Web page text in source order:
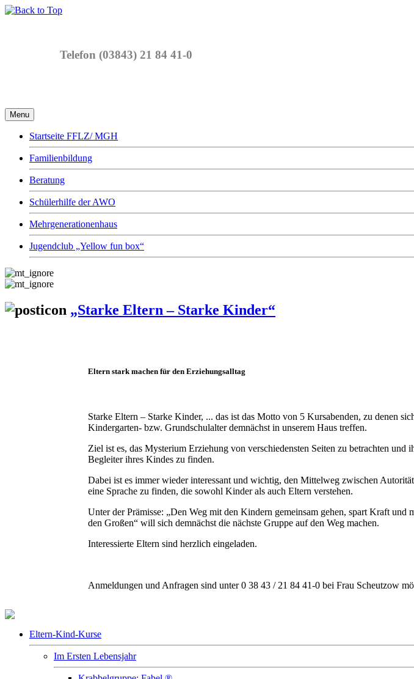
Telefon (03843) 21 84 41-0
Menu
Startseite FFLZ/ MGH
Familienbildung
Beratung
Schülerhilfe der AWO
Mehrgenerationenhaus
Jugendclub „Yellow fun box“
„Starke Eltern – Starke Kinder“
Eltern stark machen für den Erziehungsalltag
Starke Eltern – Starke Kinder, ... das ist das Motto von 5 Kursabenden, zu denen
Kindergarten- bzw. Grundschulalter demnächst in unserem Haus treffen.
Ziel ist es, das Mysterium Erziehung von verschiedensten Seiten zu betrachten und
Begleiter ihres Kindes zu finden.
Dabei ist es immer wieder interessant und wichtig, den Mittelweg zwischen
eine Sprache zu finden, die sowohl Kinder als auch Eltern verstehen.
Unter der Prämisse: „Den Weg mit den Kindern gemeinsam gehen, spart Kraft und
den Großen“ will sich demnächst die nächste Gruppe auf den Weg machen.
Interessierte Eltern sind herzlich eingeladen.
Anmeldungen und Anfragen sind unter 0 38 43 / 21 84 41-0 bei Frau Scheutzow
Eltern-Kind-Kurse
Im Ersten Lebensjahr